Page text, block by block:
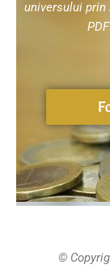
universului prin
©